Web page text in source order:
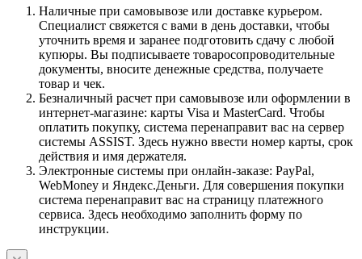
Наличные при самовывозе или доставке курьером.
Специалист свяжется с вами в день доставки, чтобы
уточнить время и заранее подготовить сдачу с любой
купюры. Вы подписываете товаросопроводительные
документы, вносите денежные средства, получаете
товар и чек.
Безналичный расчет при самовывозе или оформлении в
интернет-магазине: карты Visa и MasterCard. Чтобы
оплатить покупку, система перенаправит вас на сервер
системы ASSIST. Здесь нужно ввести номер карты, срок
действия и имя держателя.
Электронные системы при онлайн-заказе: PayPal,
WebMoney и Яндекс.Деньги. Для совершения покупки
система перенаправит вас на страницу платежного
сервиса. Здесь необходимо заполнить форму по
инструкции.